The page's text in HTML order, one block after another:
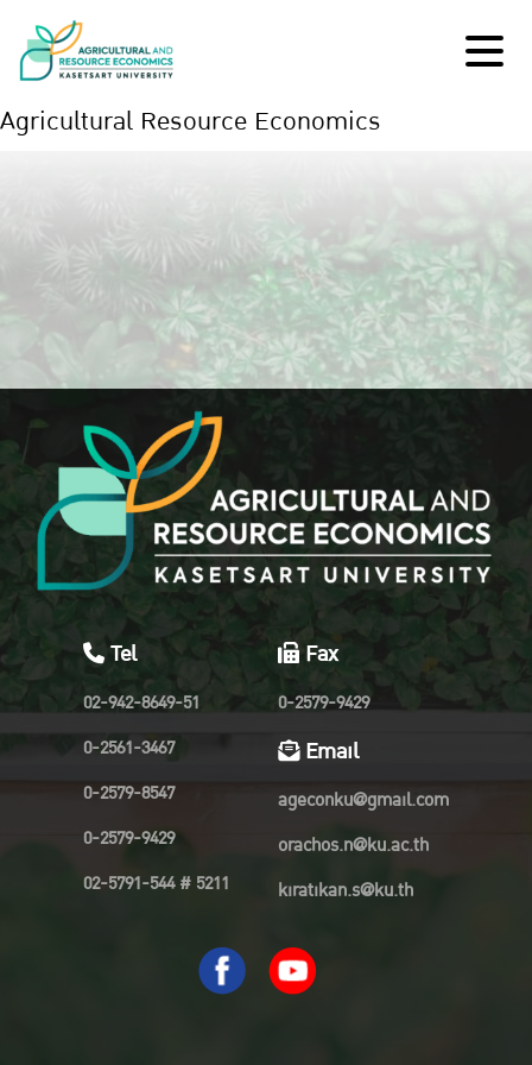
Agricultural Resource Economics
Tel
02-942-8649-51
0-2561-3467
0-2579-8547
0-2579-9429
02-5791-544 # 5211
Fax
0-2579-9429
Email
ageconku@gmail.com
orachos.n@ku.ac.th
kiratikan.s@ku.th